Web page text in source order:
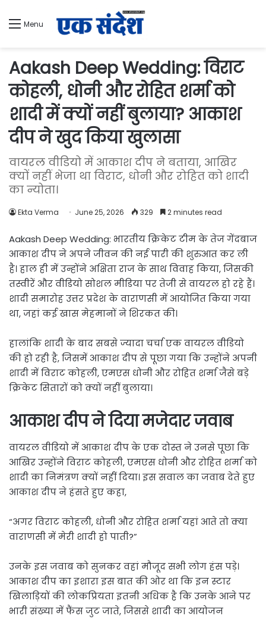
Menu
Aakash Deep Wedding: विराट
कोहली, धोनी और रोहित शर्मा को
शादी में क्यों नहीं बुलाया? आकाश
दीप ने खुद किया खुलासा
वायरल वीडियो में आकाश दीप ने बताया, आखिर
क्यों नहीं भेजा था विराट, धोनी और रोहित को शादी
का न्योता।
Ekta Verma June 25, 2026 329 2 minutes read
Aakash Deep Wedding: भारतीय क्रिकेट टीम के तेज गेंदबाज
आकाश दीप ने अपने जीवन की नई पारी की शुरुआत कर ली
है। हाल ही में उन्होंने अक्षिता राज के साथ विवाह किया, जिसकी
तस्वीरें और वीडियो सोशल मीडिया पर तेजी से वायरल हो रहे हैं।
शादी समारोह उत्तर प्रदेश के वाराणसी में आयोजित किया गया
था, जहां कई खास मेहमानों ने शिरकत की।
हालांकि शादी के बाद सबसे ज्यादा चर्चा एक वायरल वीडियो
की हो रही है, जिसमें आकाश दीप से पूछा गया कि उन्होंने अपनी
शादी में विराट कोहली, एमएस धोनी और रोहित शर्मा जैसे बड़े
क्रिकेट सितारों को क्यों नहीं बुलाया।
आकाश दीप ने दिया मजेदार जवाब
वायरल वीडियो में आकाश दीप के एक दोस्त ने उनसे पूछा कि
आखिर उन्होंने विराट कोहली, एमएस धोनी और रोहित शर्मा को
शादी का निमंत्रण क्यों नहीं दिया। इस सवाल का जवाब देते हुए
आकाश दीप ने हंसते हुए कहा,
“अगर विराट कोहली, धोनी और रोहित शर्मा यहां आते तो क्या
वाराणसी में मेरी शादी हो पाती?”
उनके इस जवाब को सुनकर वहां मौजूद सभी लोग हंस पड़े।
आकाश दीप का इशारा इस बात की ओर था कि इन स्टार
खिलाड़ियों की लोकप्रियता इतनी अधिक है कि उनके आने पर
भारी संख्या में फैंस जुट जाते, जिससे शादी का आयोजन